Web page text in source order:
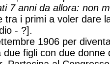
7 anni da allora: non
tra i primi a voler dare
- ?].
1906 per
due figli con due